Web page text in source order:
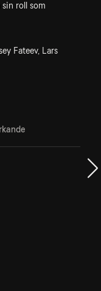
sin roll som
Fateev, Lars